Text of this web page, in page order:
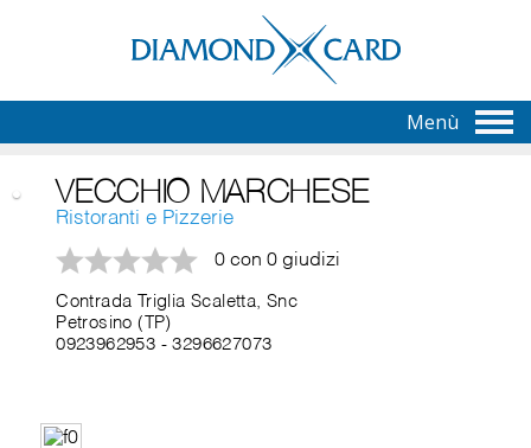
Menù
VECCHIO MARCHESE
Ristoranti e Pizzerie
0 con 0 giudizi
Contrada Triglia Scaletta, Snc
Petrosino (TP)
0923962953 -3296627073